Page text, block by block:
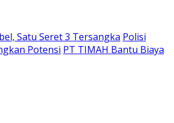
Satu Seret 3 Tersangka Polisi
Potensi PT TIMAH Bantu Biaya